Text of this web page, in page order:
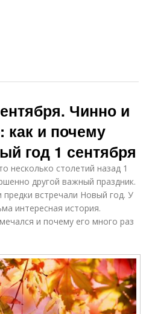
Чинно и
как и почему
год 1 сентября
несколько столетий назад 1
другой важный праздник.
встречали Новый год. У
интересная история.
и почему его много раз